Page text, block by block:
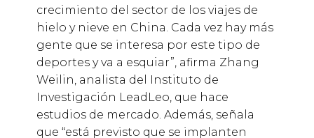
crecimiento del sector de los viajes de
hielo y nieve en China. Cada vez hay más
gente que se interesa por este tipo de
deportes y va a esquiar”, afirma Zhang
Weilin, analista del Instituto de
Investigación LeadLeo, que hace
estudios de mercado. Además, señala
que “está previsto que se implanten